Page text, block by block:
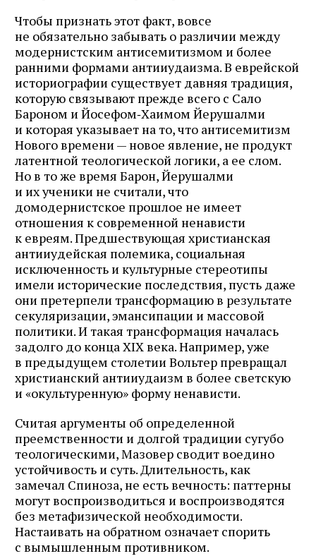
Чтобы признать этот факт, вовсе
не обязательно забывать о различии между
модернистским антисемитизмом и более
ранними формами антииудаизма. В еврейской
историографии существует давняя традиция,
которую связывают прежде всего с Сало
Бароном и Йосефом‑Хаимом Йерушалми
и которая указывает на то, что антисемитизм
Нового времени — новое явление, не продукт
латентной теологической логики, а ее слом.
Но в то же время Барон, Йерушалми
и их ученики не считали, что
домодернистское прошлое не имеет
отношения к современной ненависти
к евреям. Предшествующая христианская
антииудейская полемика, социальная
исключенность и культурные стереотипы
имели исторические последствия, пусть даже
они претерпели трансформацию в результате
секуляризации, эмансипации и массовой
политики. И такая трансформация началась
задолго до конца XIX века. Например, уже
в предыдущем столетии Вольтер превращал
христианский антииудаизм в более светскую
и «окультуренную» форму ненависти.
Считая аргументы об определенной
преемственности и долгой традиции сугубо
теологическими, Мазовер сводит воедино
устойчивость и суть. Длительность, как
замечал Спиноза, не есть вечность: паттерны
могут воспроизводиться и воспроизводятся
без метафизической необходимости.
Настаивать на обратном означает спорить
с вымышленным противником.